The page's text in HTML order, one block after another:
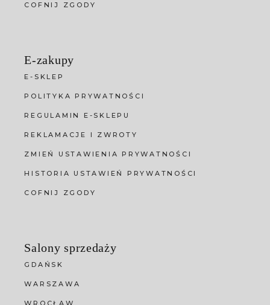
COFNIJ ZGODY
E-zakupy
E-SKLEP
POLITYKA PRYWATNOŚCI
REGULAMIN E-SKLEPU
REKLAMACJE I ZWROTY
ZMIEŃ USTAWIENIA PRYWATNOŚCI
HISTORIA USTAWIEŃ PRYWATNOŚCI
COFNIJ ZGODY
Salony sprzedaży
GDAŃSK
WARSZAWA